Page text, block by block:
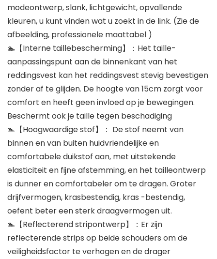
modeontwerp, slank, lichtgewicht, opvallende
kleuren, u kunt vinden wat u zoekt in de link. (Zie de
afbeelding, professionele maattabel )
🏊‍【Interne taillebescherming】：Het taille-
aanpassingspunt aan de binnenkant van het
reddingsvest kan het reddingsvest stevig bevestigen
zonder af te glijden. De hoogte van 15cm zorgt voor
comfort en heeft geen invloed op je bewegingen.
Beschermt ook je taille tegen beschadiging
🏊‍【Hoogwaardige stof】： De stof neemt van
binnen en van buiten huidvriendelijke en
comfortabele duikstof aan, met uitstekende
elasticiteit en fijne afstemming, en het tailleontwerp
is dunner en comfortabeler om te dragen. Groter
drijfvermogen, krasbestendig, kras -bestendig,
oefent beter een sterk draagvermogen uit.
🏊‍【Reflecterend stripontwerp】：Er zijn
reflecterende strips op beide schouders om de
veiligheidsfactor te verhogen en de drager